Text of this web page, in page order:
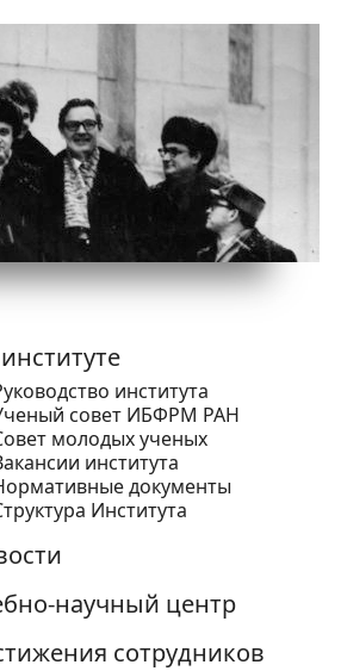
института
cовет ИБФРМ РАН
молодых ученых
института
документы
Института
научный центр
сотрудников